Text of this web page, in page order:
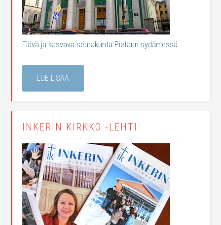
Elävä ja kasvava seurakunta Pietarin sydämessä.
LUE LISÄÄ
INKERIN KIRKKO -LEHTI